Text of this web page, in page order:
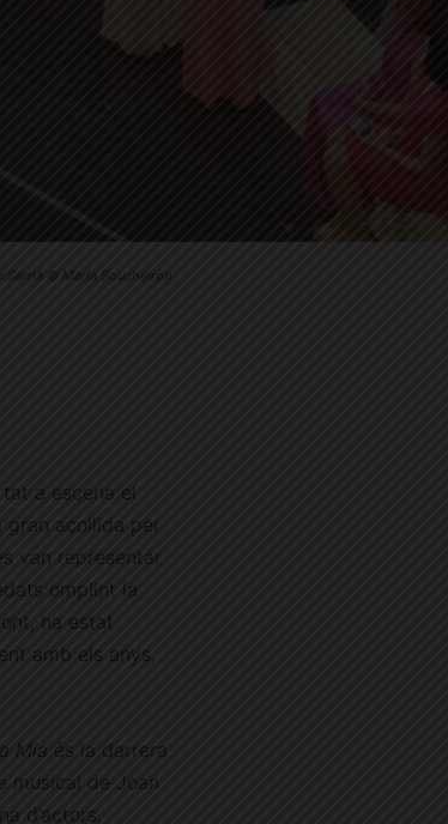
Sarrià © Maria Soucheiron
a escena el
gran acollida per
van representar
omplint la
ha estat
amb els anys,
Mia és la darrera
musical de Joan
d’actors,